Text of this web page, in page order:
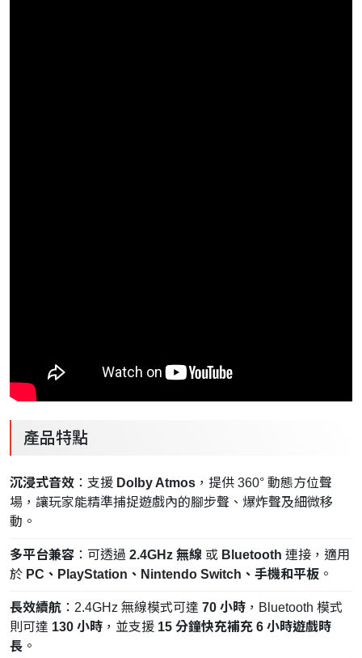
產品特點
沉浸式音效 ：支援 Dolby Atmos ，提供 360° 動態方位聲
場，讓玩家能精準捕捉遊戲內的腳步聲、爆炸聲及細微移
動。
多平台兼容 ：可透過 2.4GHz 無線 或 Bluetooth 連接，適用
於 PC、PlayStation、Nintendo Switch、手機和平板 。
長效續航 ：2.4GHz 無線模式可達 70 小時 ，Bluetooth 模式
則可達 130 小時 ，並支援 15 分鐘快充補充 6 小時遊戲時
長 。